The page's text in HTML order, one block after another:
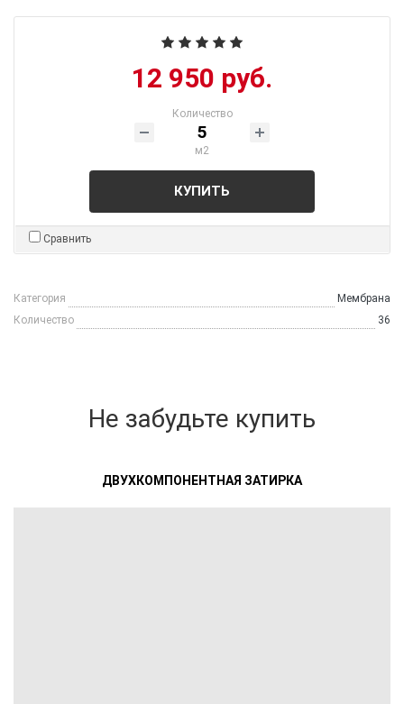
12 950 руб.
Количество
м2
КУПИТЬ
Сравнить
Категория
Мембрана
Количество
36
Не забудьте купить
ДВУХКОМПОНЕНТНАЯ ЗАТИРКА